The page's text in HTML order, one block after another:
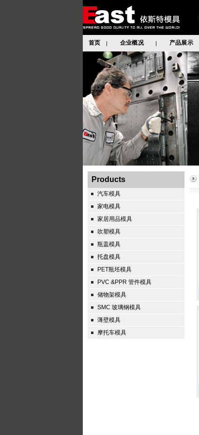
首页 | 企业概况 | 产品展示
Products
汽车模具
家电模具
家居用品模具
吹塑模具
瓶盖模具
托盘模具
PET瓶坯模具
PVC &PPR 管件模具
储物架模具
SMC 玻璃钢模具
薄壁模具
摩托车模具